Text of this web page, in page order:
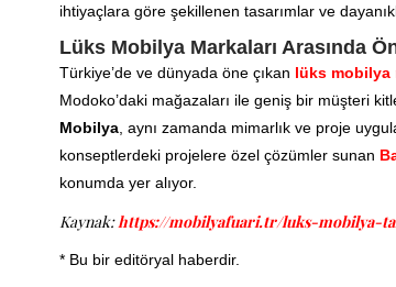
ihtiyaçlara göre şekillenen tasarımlar ve
Lüks Mobilya Markaları Arasında
Türkiye’de ve dünyada öne çıkan lüks mobilya
Modoko’daki mağazaları ile geniş bir müşteri
Mobilya, aynı zamanda mimarlık ve proje
konseptlerdeki projelere özel çözümler sunan
konumda yer alıyor.
Kaynak:https://mobilyafuari.tr/luks-mobilya-
* Bu bir editöryal haberdir.